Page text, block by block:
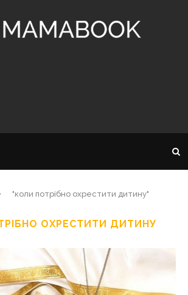
"коли потрібно охрестити дитину"
ОХРЕСТИТИ ДИТИНУ